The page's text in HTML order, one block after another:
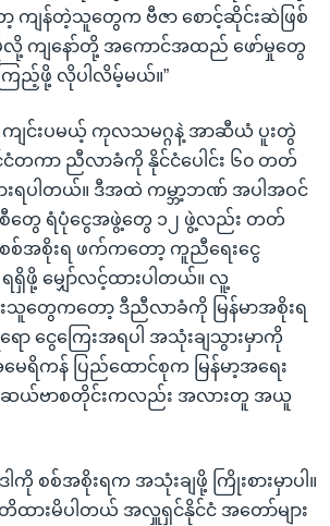
ော့ ကျန်တဲ့သူတွေက ဗီဇာ စောင့်ဆိုင်းဆဲဖြစ်
မိုလို့ ကျနော်တို့ အကောင်အထည် ဖော်မှုတွေ
ြည့်ဖို့ လိုပါလိမ့်မယ်။”
ကျင်းပမယ့် ကုလသမဂ္ဂနဲ့ အာဆီယံ ပူးတွဲ
င်ငံတကာ ညီလာခံကို နိုင်ငံပေါင်း ၆၀ တတ်
ရပါတယ်။ ဒီအထဲ ကမ္ဘာ့ဘဏ် အပါအဝင်
စီတွေ ရံပုံငွေအဖွဲ့တွေ ၁၂ ဖွဲ့လည်း တတ်
ာစစ်အစိုးရ ဖက်ကတော့ ကူညီရေးငွေ
ရှိဖို့ မျှော်လင့်ထားပါတယ်။ လူ့
သူတွေကတော့ ဒီညီလာခံကို မြန်မာအစိုးရ
ငွေကြေးအရပါ အသုံးချသွားမှာကို
ေရိကန် ပြည်ထောင်စုက မြန်မာ့အရေး
ဆယ်ဗာစတိုင်းကလည်း အလားတူ အယူ
ါကို စစ်အစိုးရက အသုံးချဖို့ ကြိုးစားမှာပါ။
ထားမိပါတယ် အလှူရှင်နိုင်ငံ အတော်များ